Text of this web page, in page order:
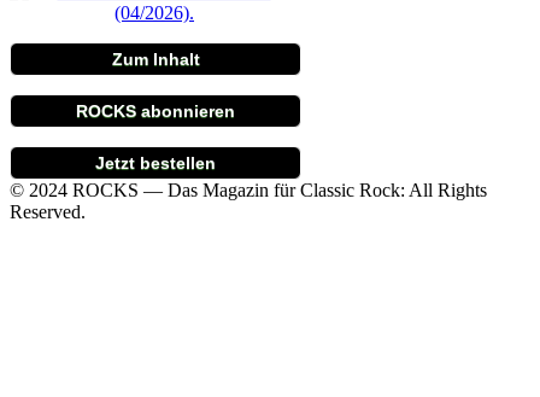
Zum Inhalt
ROCKS abonnieren
Jetzt bestellen
© 2024 ROCKS — Das Magazin für Classic Rock: All Rights
Reserved.